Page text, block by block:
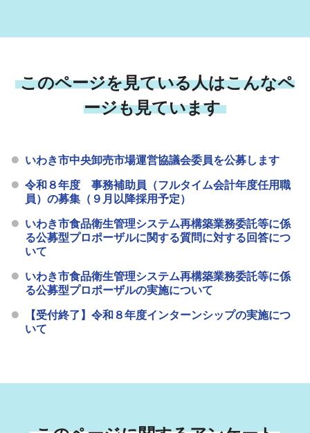
このページを見ている人はこんなペ
ージも見ています
いわき市中央卸売市場運営協議会委員を公募します
令和８年度 事務補助員（フルタイム会計年度任用職
員）の募集（９月以降採用予定）
いわき市食品衛生管理システム再構築業務委託等に係
る公募型プロポーザルに関する質問に対する回答につ
いて
いわき市食品衛生管理システム再構築業務委託等に係
る公募型プロポーザルの実施について
【受付終了】令和８年度インターンシップの実施につ
いて